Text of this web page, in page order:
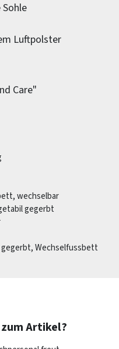
Luftpolster
Care"
wechselbar
gegerbt
gegerbt, Wechselfussbett
Artikel?